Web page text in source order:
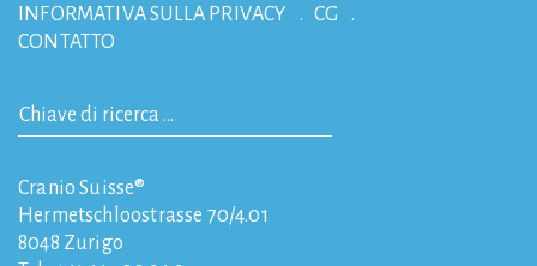
INFORMATIVA SULLA PRIVACY
CG
CONTATTO
Cranio Suisse®
Hermetschloostrasse 70/4.01
8048 Zurigo